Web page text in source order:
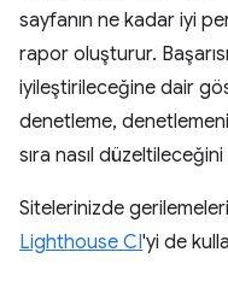
sayfanın ne kadar iyi
rapor oluşturur.
iyileştirileceğine dair
denetleme,
sıra nasıl
Sitelerinizde
Lighthouse CI'yi de